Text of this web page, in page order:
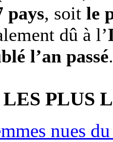
pays, soit le
dû à l’
l’an passé.
PLUS
nues